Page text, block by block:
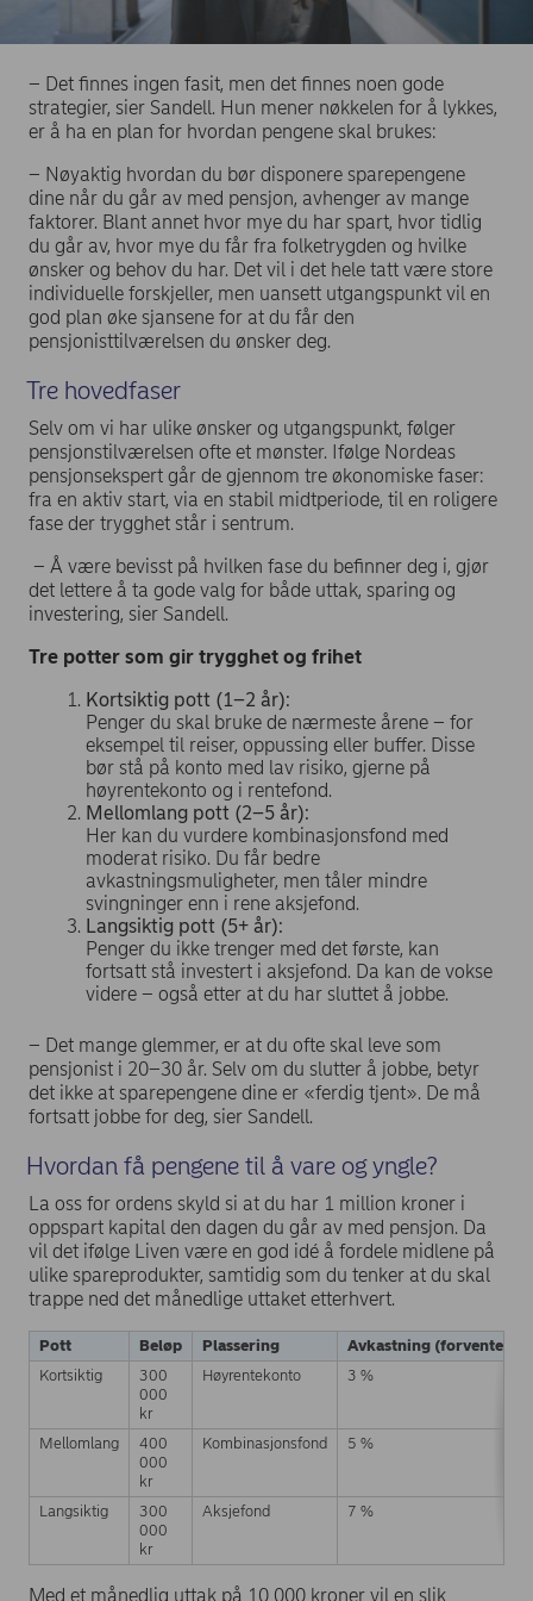
– Det finnes ingen fasit, men det finnes noen gode
strategier, sier Sandell. Hun mener nøkkelen for å lykkes,
er å ha en plan for hvordan pengene skal brukes:
– Nøyaktig hvordan du bør disponere sparepengene
dine når du går av med pensjon, avhenger av mange
faktorer. Blant annet hvor mye du har spart, hvor tidlig
du går av, hvor mye du får fra folketrygden og hvilke
ønsker og behov du har. Det vil i det hele tatt være store
individuelle forskjeller, men uansett utgangspunkt vil en
god plan øke sjansene for at du får den
pensjonisttilværelsen du ønsker deg.
Tre hovedfaser
Selv om vi har ulike ønsker og utgangspunkt, følger
pensjonstilværelsen ofte et mønster. Ifølge Nordeas
pensjonsekspert går de gjennom tre økonomiske faser:
fra en aktiv start, via en stabil midtperiode, til en roligere
fase der trygghet står i sentrum.
– Å være bevisst på hvilken fase du befinner deg i, gjør
det lettere å ta gode valg for både uttak, sparing og
investering, sier Sandell.
Tre potter som gir trygghet og frihet
Kortsiktig pott (1–2 år):
Penger du skal bruke de nærmeste årene – for
eksempel til reiser, oppussing eller buffer. Disse
bør stå på konto med lav risiko, gjerne på
høyrentekonto og i rentefond.
Mellomlang pott (2–5 år):
Her kan du vurdere kombinasjonsfond med
moderat risiko. Du får bedre
avkastningsmuligheter, men tåler mindre
svingninger enn i rene aksjefond.
Langsiktig pott (5+ år):
Penger du ikke trenger med det første, kan
fortsatt stå investert i aksjefond. Da kan de vokse
videre – også etter at du har sluttet å jobbe.
– Det mange glemmer, er at du ofte skal leve som
pensjonist i 20–30 år. Selv om du slutter å jobbe, betyr
det ikke at sparepengene dine er «ferdig tjent». De må
fortsatt jobbe for deg, sier Sandell.
Hvordan få pengene til å vare og yngle?
La oss for ordens skyld si at du har 1 million kroner i
oppspart kapital den dagen du går av med pensjon. Da
vil det ifølge Liven være en god idé å fordele midlene på
ulike spareprodukter, samtidig som du tenker at du skal
trappe ned det månedlige uttaket etterhvert.
Pott Beløp Plassering
Avkastning (forventet)
Kortsiktig
300
000
kr
Høyrentekonto 3 %
Mellomlang
400
000
kr
Kombinasjonsfond 5 %
Langsiktig
300
000
kr
Aksjefond 7 %
Med et månedlig uttak på 10 000 kroner vil en slik